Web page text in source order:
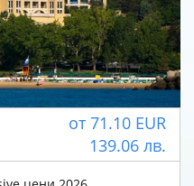
от 71.10EUR
139.06лв.